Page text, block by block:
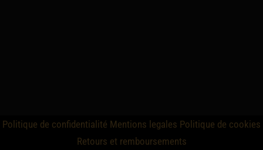
Politique de confidentialité Mentions legales Politique de cookies
Retours et remboursements